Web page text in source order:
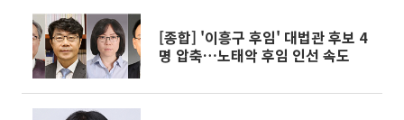
[종합] '이흥구 후임' 대법관 후보 4
명 압축…노태악 후임 인선 속도